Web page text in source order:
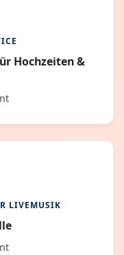
Hochzeiten &
LIVEMUSIK